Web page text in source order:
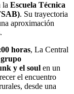
la Escuela Técnica
. Su trayectoria
aproximación
horas, La Central
y el soul en un
el encuentro
desde una